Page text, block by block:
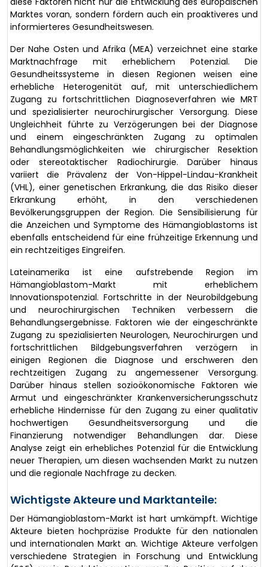
Marktes voran, sondern fördern auch ein proaktiveres und
informierteres Gesundheitswesen.
Der Nahe Osten und Afrika (MEA) verzeichnet eine starke
Marktnachfrage mit erheblichem Potenzial. Die
Gesundheitssysteme in diesen Regionen weisen eine
erhebliche Heterogenität auf, mit unterschiedlichem
Zugang zu fortschrittlichen Diagnoseverfahren wie MRT
und spezialisierter neurochirurgischer Versorgung. Diese
Ungleichheit führte zu Verzögerungen bei der Diagnose
und einem eingeschränkten Zugang zu optimalen
Behandlungsmöglichkeiten wie chirurgischer Resektion
oder stereotaktischer Radiochirurgie. Darüber hinaus
variiert die Prävalenz der Von-Hippel-Lindau-Krankheit
(VHL), einer genetischen Erkrankung, die das Risiko dieser
Erkrankung erhöht, in den verschiedenen
Bevölkerungsgruppen der Region. Die Sensibilisierung für
die Anzeichen und Symptome des Hämangioblastoms ist
ebenfalls entscheidend für eine frühzeitige Erkennung und
ein rechtzeitiges Eingreifen.
Lateinamerika ist eine aufstrebende Region im
Hämangioblastom-Markt mit erheblichem
Innovationspotenzial. Fortschritte in der Neurobildgebung
und neurochirurgischen Techniken verbessern die
Behandlungsergebnisse. Faktoren wie der eingeschränkte
Zugang zu spezialisierten Neurologen, Neurochirurgen und
fortschrittlichen Bildgebungsverfahren verzögern in
einigen Regionen die Diagnose und erschweren den
rechtzeitigen Zugang zu angemessener Versorgung.
Darüber hinaus stellen sozioökonomische Faktoren wie
Armut und eingeschränkter Krankenversicherungsschutz
erhebliche Hindernisse für den Zugang zu einer qualitativ
hochwertigen Gesundheitsversorgung und die
Finanzierung notwendiger Behandlungen dar. Diese
Analyse zeigt ein erhebliches Potenzial für die Entwicklung
neuer Therapien, um diesen wachsenden Markt zu nutzen
und die regionale Nachfrage zu decken.
Wichtigste Akteure und Marktanteile:
Der Hämangioblastom-Markt ist hart umkämpft. Wichtige
Akteure bieten hochpräzise Produkte für den nationalen
und internationalen Markt an. Wichtige Akteure verfolgen
verschiedene Strategien in Forschung und Entwicklung